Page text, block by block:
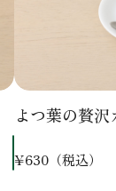
よつ葉の贅
¥630（税込）